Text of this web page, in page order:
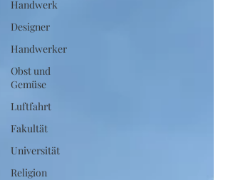
Handwerk
Designer
Handwerker
Obst und
Gemüse
Luftfahrt
Fakultät
Universität
Religion